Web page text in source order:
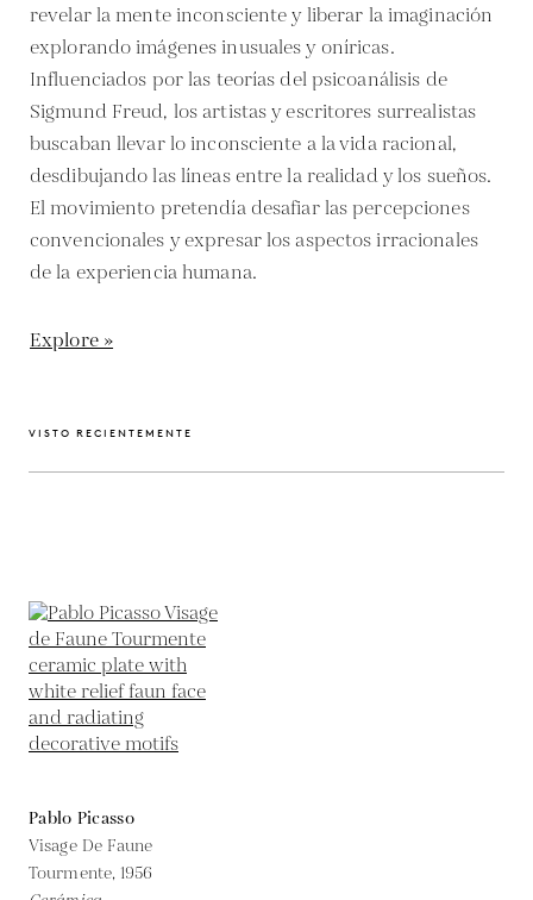
revelar la mente inconsciente y liberar la imaginación
explorando imágenes inusuales y oníricas.
Influenciados por las teorías del psicoanálisis de
Sigmund Freud, los artistas y escritores surrealistas
buscaban llevar lo inconsciente a la vida racional,
desdibujando las líneas entre la realidad y los sueños.
El movimiento pretendía desafiar las percepciones
convencionales y expresar los aspectos irracionales
de la experiencia humana.
Explore »
VISTO RECIENTEMENTE
Pablo Picasso
Visage De Faune
Tourmente, 1956